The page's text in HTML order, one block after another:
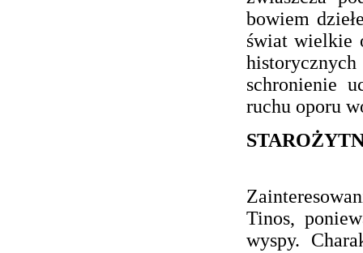
bowiem
świat wielkie
schronienie
ruchu oporu
Tinos,
wyspy.